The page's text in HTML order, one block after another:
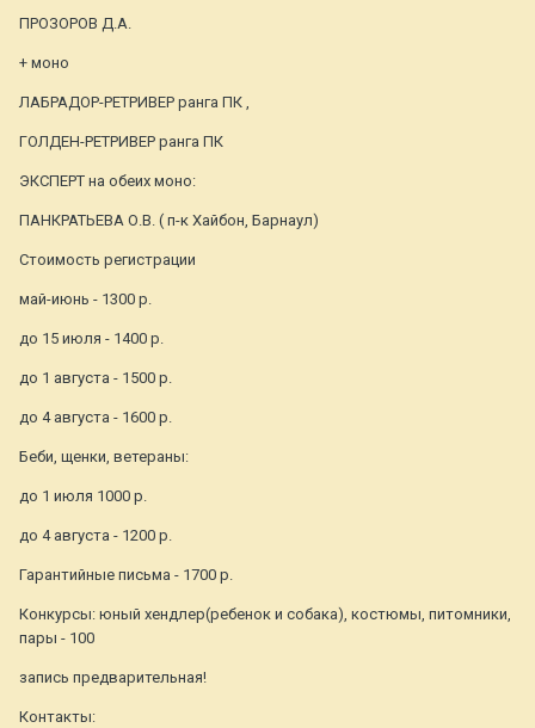
ПРОЗОРОВ Д.А.
+ моно
ЛАБРАДОР-РЕТРИВЕР ранга ПК ,
ГОЛДЕН-РЕТРИВЕР ранга ПК
ЭКСПЕРТ на обеих моно:
ПАНКРАТЬЕВА О.В. ( п-к Хайбон, Барнаул)
Стоимость регистрации
май-июнь - 1300 р.
до 15 июля - 1400 р.
до 1 августа - 1500 р.
до 4 августа - 1600 р.
Беби, щенки, ветераны:
до 1 июля 1000 р.
до 4 августа - 1200 р.
Гарантийные письма - 1700 р.
Конкурсы: юный хендлер(ребенок и собака), костюмы, питомники,
пары - 100
запись предварительная!
Контакты: